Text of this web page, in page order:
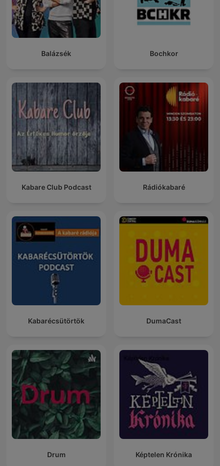
Balázsék Bochkor
Kabare Club Podcast Rádiókabaré
Kabarécsütörtök DumaCast
Drum Képtelen Krónika